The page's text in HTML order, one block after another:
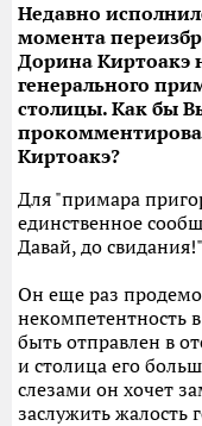
Недавно
момента
Дорина Киртоакэ
генерального
столицы. Как бы
Киртоакэ?
Для "примара
единственное
Давай, до свидания!"
Он еще раз
некомпетентность
быть отправлен в
и столица его
слезами он хочет
заслужить жалость